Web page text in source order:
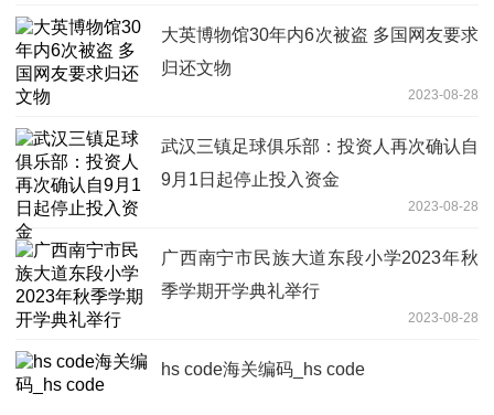
大英博物馆30年内6次被盗 多国网友要求
归还文物
2023-08-28
武汉三镇足球俱乐部：投资人再次确认自
9月1日起停止投入资金
2023-08-28
广西南宁市民族大道东段小学2023年秋
季学期开学典礼举行
2023-08-28
hs code海关编码_hs code